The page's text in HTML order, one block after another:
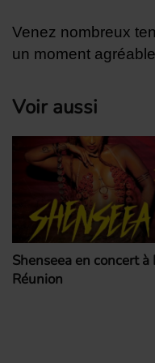
Venez nombreux
un moment
Voir aussi
Shenseea en concert à
Réunion